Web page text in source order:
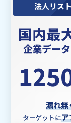
法人リス
国内最
企業デー
漏れ無
ターゲットにア